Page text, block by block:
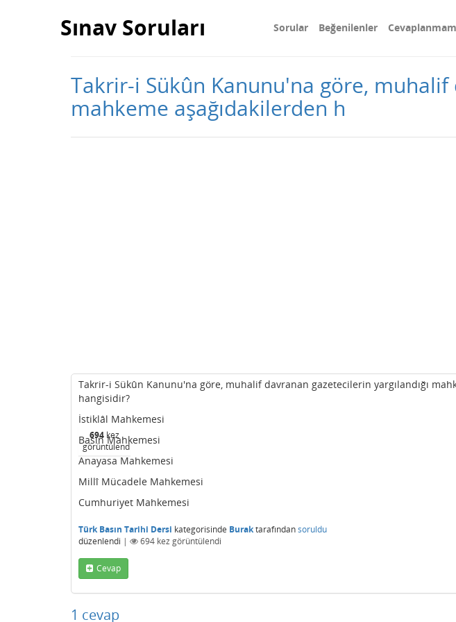
Sınav Soruları Sorular Beğenilenler
Takrir-i Sükûn Kanunu'na göre, muhalif
mahkeme aşağıdakilerden h
694 kez
görüntülendi
Takrir-i Sükûn Kanunu'na göre, muhalif davranan gazetecilerin yargılandığı
hangisidir?
İstiklâl Mahkemesi
Basın Mahkemesi
Anayasa Mahkemesi
Millî Mücadele Mahkemesi
Cumhuriyet Mahkemesi
Türk Basın Tarihi Dersi kategorisinde Buraktarafındansoruldu
düzenlendi | 694 kez görüntülendi
Cevap
1 cevap